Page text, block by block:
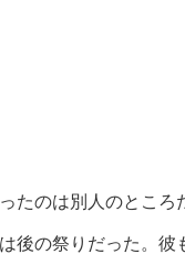
たのは別人のところ
後の祭りだった。彼